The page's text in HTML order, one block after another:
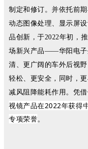
制定和修订。并依托前
动态图像处理、显示屏
品创新，于2022年初，
场新兴产品——华阳电子
清、更广阔的车外后视
轻松、更安全，同时，
减风阻降能耗作用。 凭
视镜产品在2022年获得
专项荣誉。